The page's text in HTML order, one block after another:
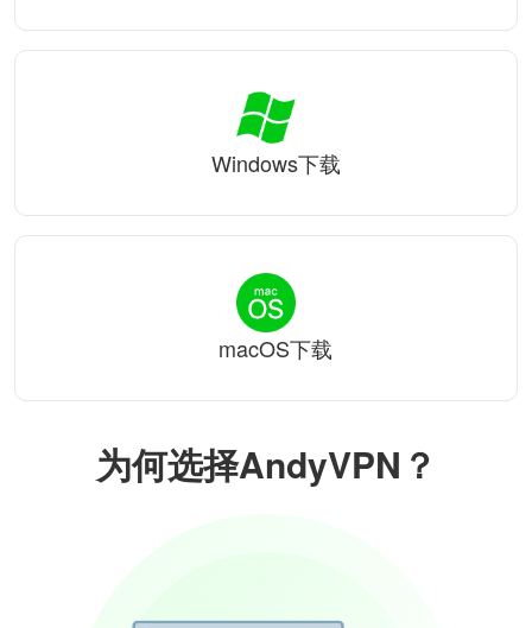
为何选择AndyVPN？
Windows下载
macOS下载